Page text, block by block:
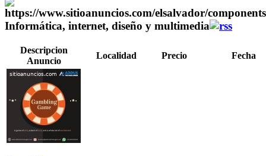
Informática, internet, diseño y multimedia
Descripcion
Anuncio
Localidad Precio Fecha